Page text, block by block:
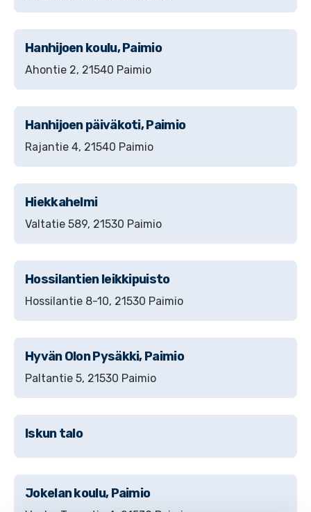
Hanhijoen koulu, Paimio
Ahontie 2, 21540 Paimio
Hanhijoen päiväkoti, Paimio
Rajantie 4, 21540 Paimio
Hiekkahelmi
Valtatie 589, 21530 Paimio
Hossilantien leikkipuisto
Hossilantie 8-10, 21530 Paimio
Hyvän Olon Pysäkki, Paimio
Paltantie 5, 21530 Paimio
Iskun talo
Jokelan koulu, Paimio